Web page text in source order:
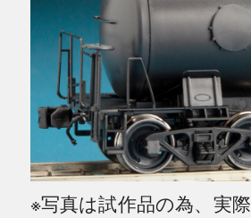
※写真は試作品の為、実